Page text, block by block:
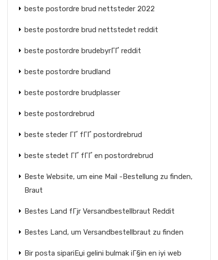
beste postordre brud nettsteder 2022
beste postordre brud nettstedet reddit
beste postordre brudebyrГҐ reddit
beste postordre brudland
beste postordre brudplasser
beste postordrebrud
beste steder ГҐ fГҐ postordrebrud
beste stedet ГҐ fГҐ en postordrebrud
Beste Website, um eine Mail -Bestellung zu finden,
Braut
Bestes Land fГјr Versandbestellbraut Reddit
Bestes Land, um Versandbestellbraut zu finden
Bir posta sipariЕџi gelini bulmak iГ§in en iyi web